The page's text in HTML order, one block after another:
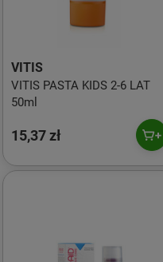
VITIS
VITIS PASTA KIDS 2-6 LAT
50ml
15,37 zł